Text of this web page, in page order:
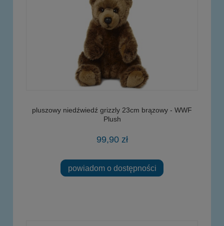
pluszowy niedźwiedź grizzly 23cm brązowy - WWF
Plush
99,90 zł
powiadom o dostępności